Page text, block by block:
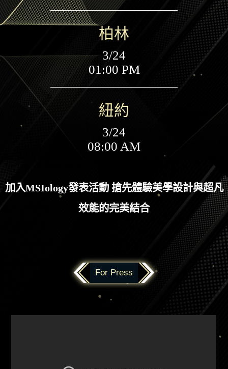
柏林
3/24
01:00 PM
紐約
3/24
08:00 AM
加入MSIology發表活動 搶先體驗美學設計與超凡
效能的完美結合
For Press